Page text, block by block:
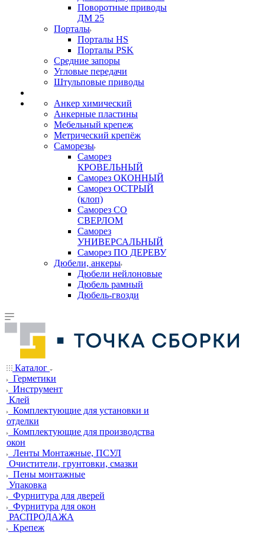
Поворотные приводы
ДМ 25
Порталы
Порталы HS
Порталы PSK
Средние запоры
Угловые передачи
Штульповые приводы
Анкер химический
Анкерные пластины
Мебельный крепеж
Метрический крепёж
Саморезы
Саморез
КРОВЕЛЬНЫЙ
Саморез ОКОННЫЙ
Саморез ОСТРЫЙ
(клоп)
Саморез СО
СВЕРЛОМ
Саморез
УНИВЕРСАЛЬНЫЙ
Саморез ПО ДЕРЕВУ
Дюбели, анкеры
Дюбели нейлоновые
Дюбель рамный
Дюбель-гвозди
Каталог
Герметики
Инструмент
Клей
Комплектующие для установки и
отделки
Комплектующие для производства
окон
Ленты Монтажные, ПСУЛ
Очистители, грунтовки, смазки
Пены монтажные
Упаковка
Фурнитура для дверей
Фурнитура для окон
РАСПРОДАЖА
Крепеж